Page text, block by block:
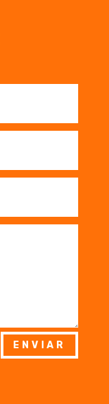
ENVIAR